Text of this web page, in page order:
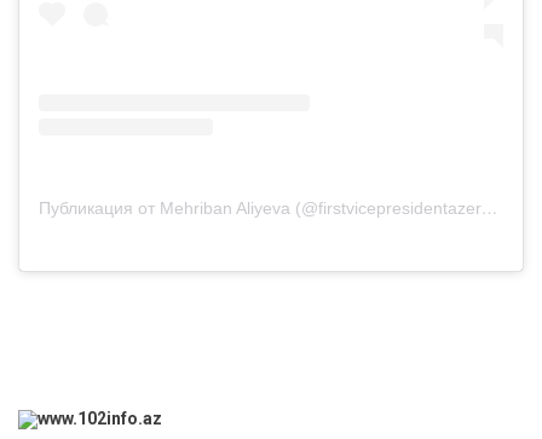
Публикация от Mehriban Aliyeva (@firstvicepresidentazerbaijan)
www.102info.az